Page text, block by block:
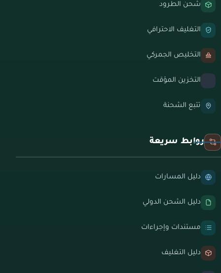
شحن الطرود
التغليف الاحترافي
التخليص الجمركي
التخزين المؤقت
تتبع الشحنة
روابط سريعة
دليل المسارات
دليل الشحن الدولي
مستندات وإجراءات
دليل التغليف